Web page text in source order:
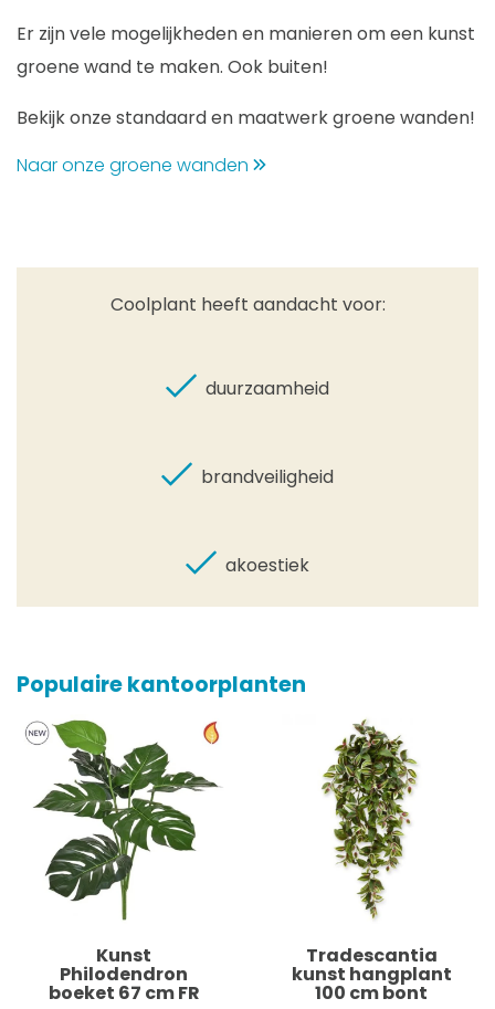
Er zijn vele mogelijkheden en manieren om een kunst
groene wand te maken. Ook buiten!
Bekijk onze standaard en maatwerk groene wanden!
Naar onze groene wanden
Coolplant heeft aandacht voor:
duurzaamheid
brandveiligheid
akoestiek
Populaire kantoorplanten
Kunst
Philodendron
boeket 67 cm FR
Tradescantia
kunst hangplant
100 cm bont